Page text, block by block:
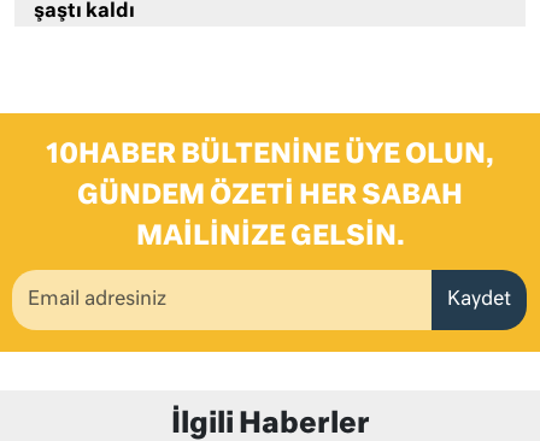
şaştı kaldı
10HABER BÜLTENINE ÜYE OLUN,
GÜNDEM ÖZETI HER SABAH
MAILINIZE GELSIN.
Kaydet
İlgili Haberler